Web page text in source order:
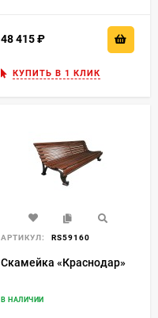
48 415
КУПИТЬ В 1 КЛИК
АРТИКУЛ: RS59160
Скамейка «Краснодар»
В НАЛИЧИИ